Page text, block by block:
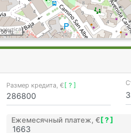
50 m
Размер кредита, €[ ? ]
Ежемесячный платеж, € [ ? ]